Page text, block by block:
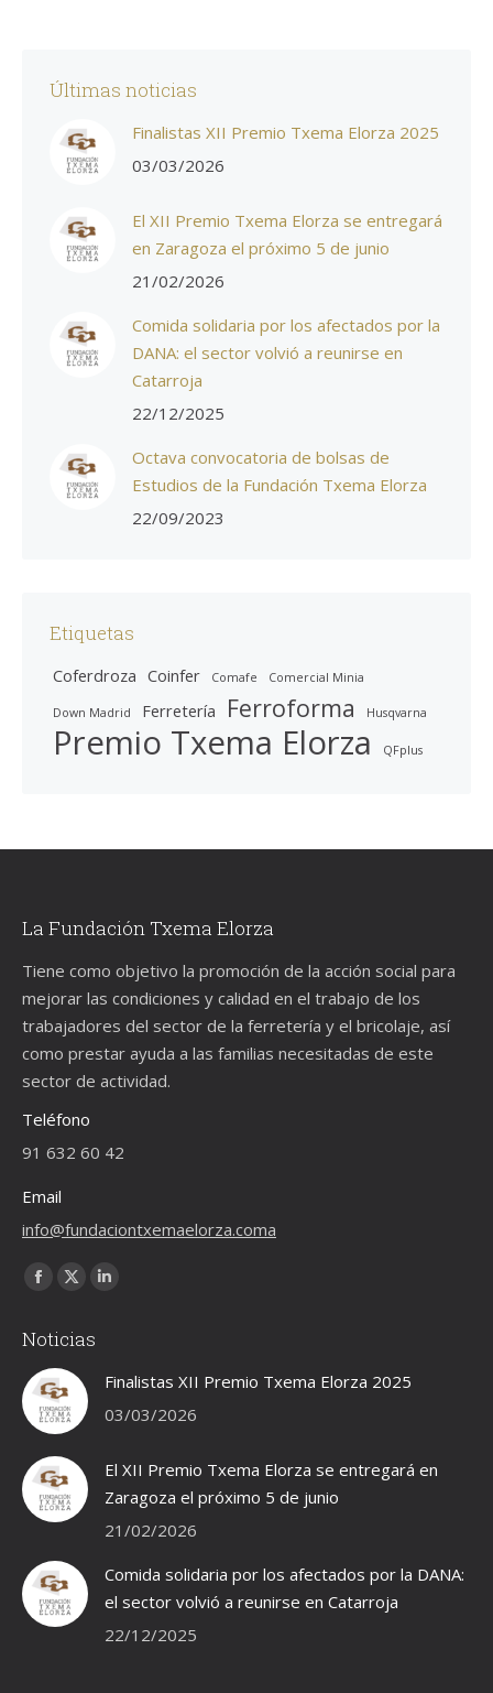
Últimas noticias
Finalistas XII Premio Txema Elorza 2025
03/03/2026
El XII Premio Txema Elorza se entregará
en Zaragoza el próximo 5 de junio
21/02/2026
Comida solidaria por los afectados por la
DANA: el sector volvió a reunirse en
Catarroja
22/12/2025
Octava convocatoria de bolsas de
Estudios de la Fundación Txema Elorza
22/09/2023
Etiquetas
Coferdroza Coinfer Comafe Comercial Minia
Down Madrid Ferretería Ferroforma Husqvarna
Premio Txema Elorza QFplus
La Fundación Txema Elorza
Tiene como objetivo la promoción de la acción social para
mejorar las condiciones y calidad en el trabajo de los
trabajadores del sector de la ferretería y el bricolaje, así
como prestar ayuda a las familias necesitadas de este
sector de actividad.
Teléfono
91 632 60 42
Email
info@fundaciontxemaelorza.coma
Encuéntranos en:
Facebook
opens
in
new
window
X
opens
in
new
window
Linkedin
in
Noticias
Finalistas XII Premio Txema Elorza 2025
03/03/2026
El XII Premio Txema Elorza se entregará en
Zaragoza el próximo 5 de junio
21/02/2026
Comida solidaria por los afectados por la DANA:
el sector volvió a reunirse en Catarroja
22/12/2025